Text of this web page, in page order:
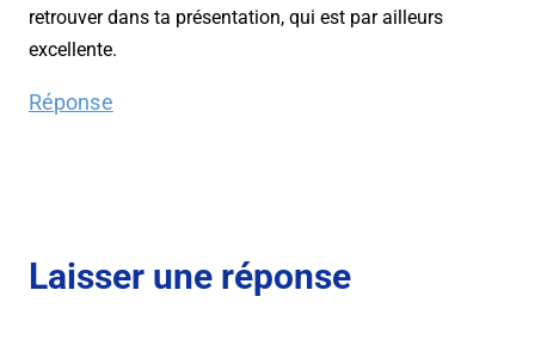
retrouver dans ta présentation, qui est par ailleurs
excellente.
Réponse
Laisser une réponse